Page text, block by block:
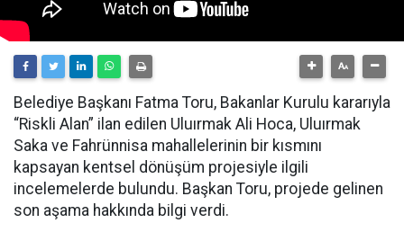
Belediye Başkanı Fatma Toru, Bakanlar Kurulu kararıyla
“Riskli Alan” ilan edilen Uluırmak Ali Hoca, Uluırmak
Saka ve Fahrünnisa mahallelerinin bir kısmını
kapsayan kentsel dönüşüm projesiyle ilgili
incelemelerde bulundu. Başkan Toru, projede gelinen
son aşama hakkında bilgi verdi.